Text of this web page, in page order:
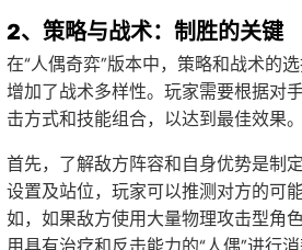
2、策略与战术：制胜的关键
在“人偶奇弈”版本中，策略和战术的
增加了战术多样性。玩家需要根据对
击方式和技能组合，以达到最佳效果。
首先，了解敌方阵容和自身优势是制
设置及站位，玩家可以推测对方的可
如，如果敌方使用大量物理攻击型角